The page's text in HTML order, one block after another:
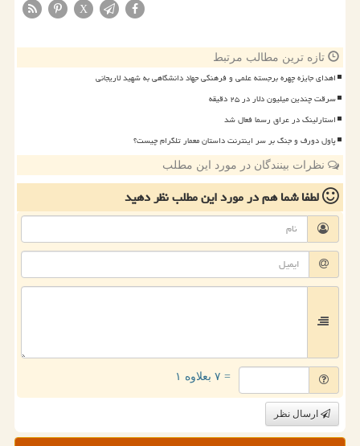
X
تازه ترین مطالب مرتبط
اهدای جایزه چهره برجسته علمی و فرهنگی جهاد دانشگاهی به شهید لاریجانی
سرقت چندین میلیون دلار در ۲۵ دقیقه
استارلینک در عراق رسما فعال شد
پاول دورف و جنگ بر سر اینترنت داستان معمار تلگرام چیست؟
نظرات بینندگان در مورد این مطلب
لطفا شما همدر مورد این مطلبنظر دهید
= ۷ بعلاوه ۱
ارسال نظر